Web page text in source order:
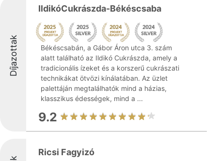
Díjazottak
IldikóCukrászda-Békéscsaba
Békéscsabán, a Gábor Áron utca 3. szám
alatt található az Ildikó Cukrászda, amely a
tradicionális ízeket és a korszerű cukrászati
technikákat ötvözi kínálatában. Az üzlet
palettáján megtalálhatók mind a házias,
klasszikus édességek, mind a ...
9.2
Ricsi Fagyizó